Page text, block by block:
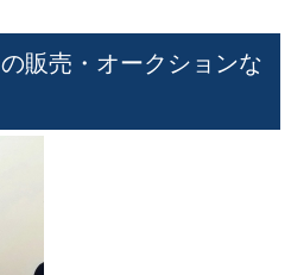
販売・オークションな